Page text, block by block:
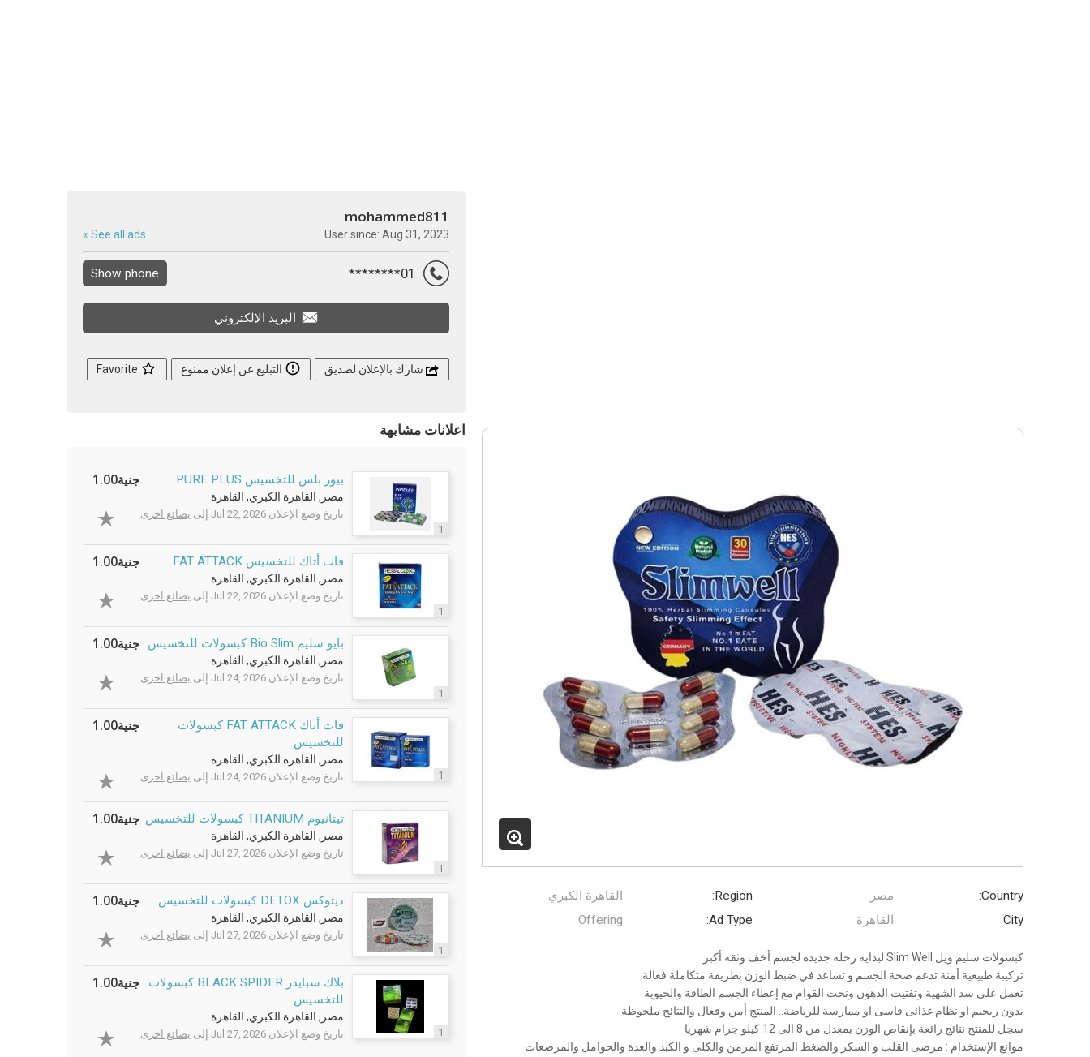
Country: مصر Region:
القاهرة الكبري
City:
القاهرة Ad Type:
Offering
كبسولات سليم ويل Slim Well لبداية رحلة جديدة لجسم أخف وثقة أكبر
تركيبة طبيعية أمنة تدعم صحة الجسم و تساعد في ضبط الوزن بطريقة متكاملة فعالة
تعمل علي سد الشهية وتفتيت الدهون ونحت القوام مع إعطاء الجسم الطاقة والحيوية
بدون ريجيم او نظام غذائى قاسى او ممارسة للرياضة.. المنتج أمن وفعال والنتائج ملحوظة
سجل للمنتج نتائج رائعة بإنقاص الوزن بمعدل من 8 الى 12 كيلو جرام شهريا
موانع الإستخدام : مرضى القلب و السكر والضغط المرتفع المزمن والكلى و الكبد والغدة والحوامل والمرضعات
mohammed811
User since: Aug 31, 2023
See all ads »
01********
Show phone
البريد الإلكتروني
شارك بالإعلان لصديق التبليغ عن إعلان ممنوع
اعلانات مشابهة
1
بيور بلس للتخسيس PURE PLUS
مصر, القاهرة الكبري, القاهرة
تاريخ وضع الإعلان Jul 22, 2026 إلى بضائع اخرى
جنية1.00
1
فات أتاك للتخسيس FAT ATTACK
مصر, القاهرة الكبري, القاهرة
تاريخ وضع الإعلان Jul 22, 2026 إلى بضائع اخرى
جنية1.00
1
بايو سليم Bio Slim كبسولات للتخسيس
مصر, القاهرة الكبري, القاهرة
تاريخ وضع الإعلان Jul 24, 2026 إلى بضائع اخرى
جنية1.00
1
فات أتاك FAT ATTACK كبسولات
للتخسيس
مصر, القاهرة الكبري, القاهرة
تاريخ وضع الإعلان Jul 24, 2026 إلى بضائع اخرى
جنية1.00
1
تيتانيوم TITANIUM كبسولات للتخسيس
مصر, القاهرة الكبري, القاهرة
تاريخ وضع الإعلان Jul 27, 2026 إلى بضائع اخرى
جنية1.00
1
ديتوكس DETOX كبسولات للتخسيس
مصر, القاهرة الكبري, القاهرة
تاريخ وضع الإعلان Jul 27, 2026 إلى بضائع اخرى
جنية1.00
1
بلاك سبايدر BLACK SPIDER كبسولات
للتخسيس
مصر, القاهرة الكبري, القاهرة
تاريخ وضع الإعلان Jul 27, 2026 إلى بضائع اخرى
جنية1.00